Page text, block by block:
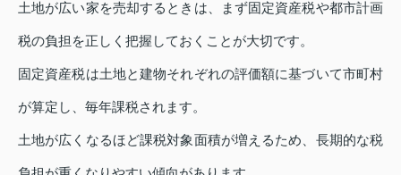
土地が広い家を売却するときは、まず固定資産税や都市計画
税の負担を正しく把握しておくことが大切です。
固定資産税は土地と建物それぞれの評価額に基づいて市町村
が算定し、毎年課税されます。
土地が広くなるほど課税対象面積が増えるため、長期的な税